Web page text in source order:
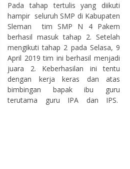
Pada tahap tertulis yang diikuti
hampir seluruh SMP di Kabupaten
Sleman tim SMP N 4 Pakem
berhasil masuk tahap 2. Setelah
mengikuti tahap 2 pada Selasa, 9
April 2019 tim ini berhasil menjadi
juara 2. Keberhasilan ini tentu
dengan kerja keras dan atas
bimbingan bapak ibu guru
terutama guru IPA dan IPS.